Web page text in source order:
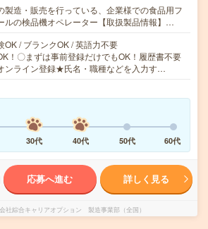
製造・販売を行っている、企業様での食品用フ
ルの検品機オペレーター【取扱製品情報】…
OK / ブランクOK / 英語力不要
！〇まずは事前登録だけでもOK！履歴書不要
ンライン登録★氏名・職種などを入力す…
30代 40代 50代 60代
応募へ進む 詳しく見る
社綜合キャリアオプション 製造事業部（全国）